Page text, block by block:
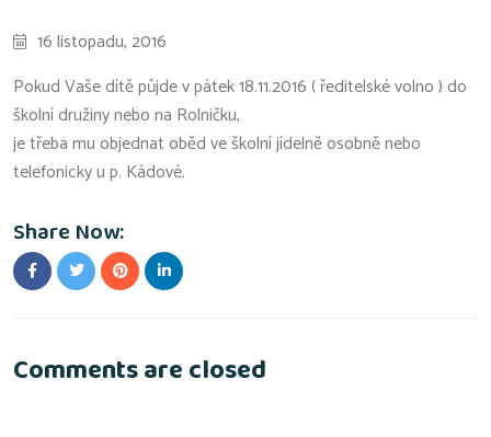
16 listopadu, 2016
Pokud Vaše dítě půjde v pátek 18.11.2016 ( ředitelské volno ) do
školní družiny nebo na Rolničku,
je třeba mu objednat oběd ve školní jídelně osobně nebo
telefonicky u p. Kádové.
Share Now:
Comments are closed